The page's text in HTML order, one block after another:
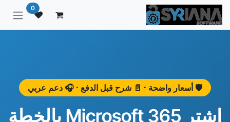
تخطي للذهاب إلى المحتوى 0
🛡️ أسعار واضحة · 📄 شرح قبل الدفع · 🎧 دعم عربي
اشترِ Microsoft 365 بالخطة